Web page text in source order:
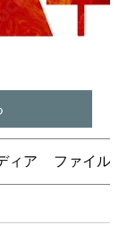
ィア ファイル